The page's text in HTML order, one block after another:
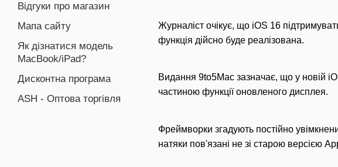
Журналіст очікує, що iOS 16
функція дійсно буде реалізована.
Видання 9to5Mac зазначає, що у новій
частиною функції оновленого дисплея.
Фреймворки згадують постійно
натяки пов'язані не зі старою версією
Відгуки про магазин
Мапа сайту
Як дізнатися модель
MacBook/iPad?
Дисконтна програма
ASH - Оптова торгівля